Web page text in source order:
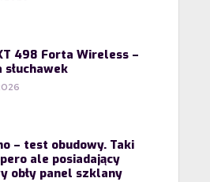
498 Forta Wireless –
słuchawek
– test obudowy. Taki
ale posiadający
obły panel szklany